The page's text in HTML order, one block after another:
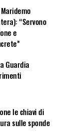
“Servono
e
Guardia
le chiavi di
sulle sponde